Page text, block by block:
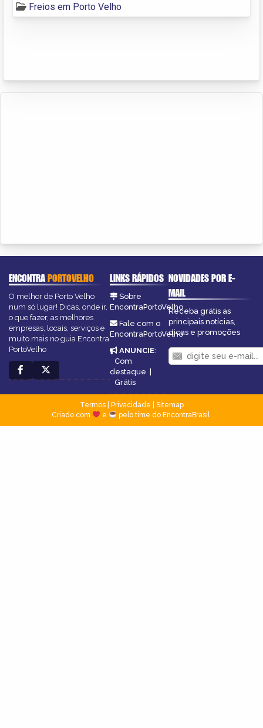
Freios em Porto Velho
ENCONTRAPORTOVELHO
O melhor de Porto Velho
num só lugar! Dicas, onde ir,
o que fazer, as melhores
empresas, locais, serviços e
muito mais no guia Encontra
PortoVelho
LINKS RÁPIDOS
Sobre
EncontraPortoVelho
Fale com o
EncontraPortoVelho
ANUNCIE:
Com
destaque |
Grátis
NOVIDADES POR E-
MAIL
Receba grátis as
principais notícias,
dicas e promoções
Termos| Privacidade
Sitemap
Criado com
e pelo time do EncontraBrasil